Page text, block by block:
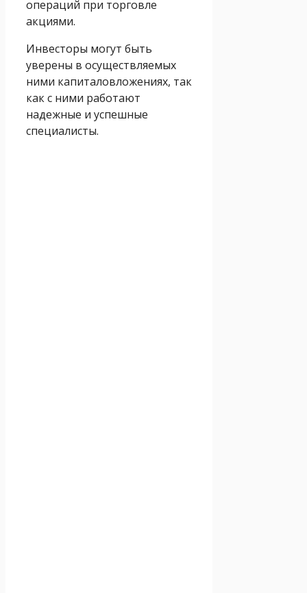
операций при торговле
акциями.
Инвесторы могут быть
уверены в осуществляемых
ними капиталовложениях, так
как с ними работают
надежные и успешные
специалисты.